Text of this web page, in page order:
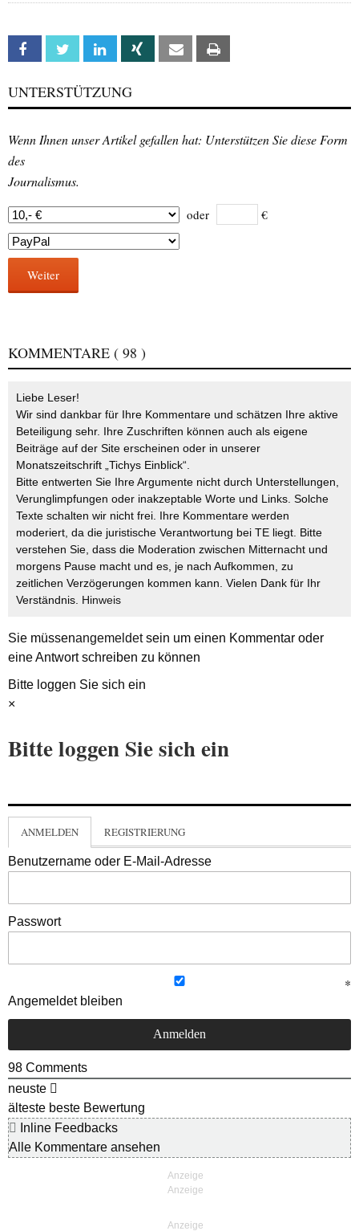
Facebook Twitter Linkedin Xing Email
UNTERSTÜTZUNG
Wenn Ihnen unser Artikel gefallen hat: Unterstützen Sie diese Form
des
Journalismus.
oder €
Weiter
KOMMENTARE ( 98 )
Liebe Leser!
Wir sind dankbar für Ihre Kommentare und schätzen Ihre aktive
Beteiligung sehr. Ihre Zuschriften können auch als eigene
Beiträge auf der Site erscheinen oder in unserer
Monatszeitschrift „Tichys Einblick“.
Bitte entwerten Sie Ihre Argumente nicht durch Unterstellungen,
Verunglimpfungen oder inakzeptable Worte und Links. Solche
Texte schalten wir nicht frei. Ihre Kommentare werden
moderiert, da die juristische Verantwortung bei TE liegt. Bitte
verstehen Sie, dass die Moderation zwischen Mitternacht und
morgens Pause macht und es, je nach Aufkommen, zu
zeitlichen Verzögerungen kommen kann. Vielen Dank für Ihr
Verständnis. Hinweis
Sie müssenangemeldetsein um einen Kommentar oder
eine Antwort schreiben zu können
Bitte loggen Sie sich ein
×
Bitte loggen Sie sich ein
ANMELDEN REGISTRIERUNG
Benutzername oder E-Mail-Adresse
Passwort
Angemeldet bleiben
98 Comments
neuste
älteste beste Bewertung
Inline Feedbacks
Alle Kommentare ansehen
Anzeige